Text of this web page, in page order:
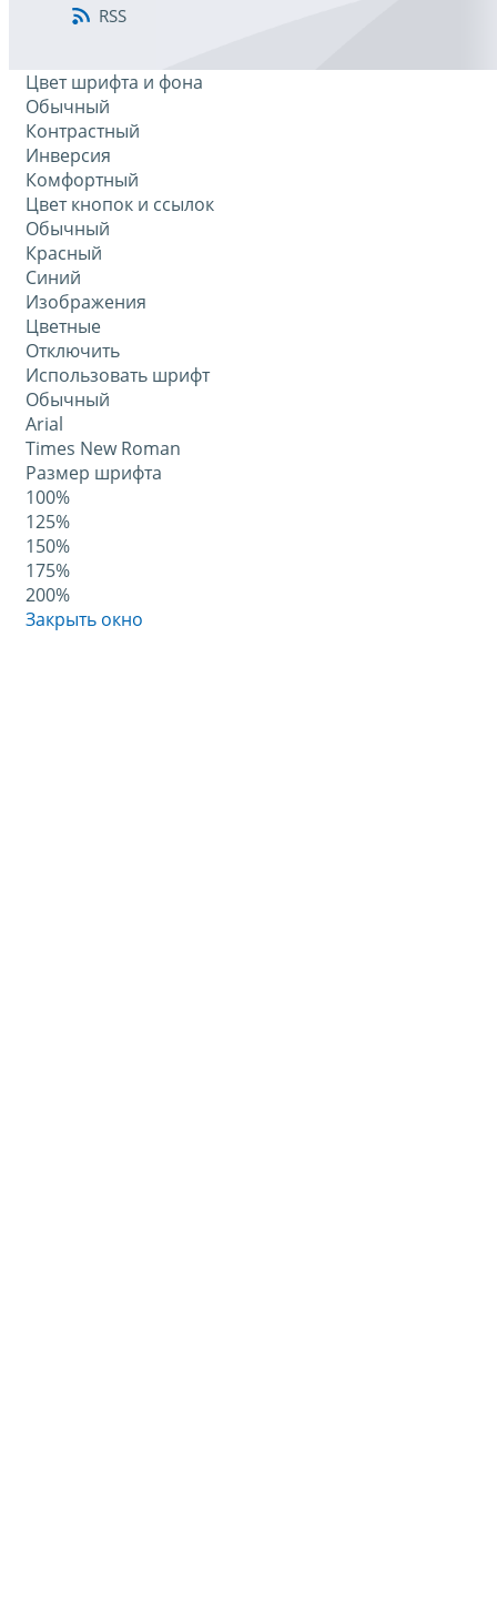
RSS
Цвет шрифта и фона
Обычный
Контрастный
Инверсия
Комфортный
Цвет кнопок и ссылок
Обычный
Красный
Синий
Изображения
Цветные
Отключить
Использовать шрифт
Обычный
Arial
Times New Roman
Размер шрифта
100%
125%
150%
175%
200%
Закрыть окно